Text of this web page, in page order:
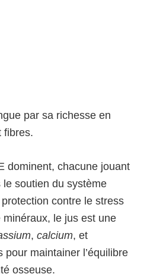
par sa richesse en
fibres.
dominent, chacune jouant
soutien du système
contre le stress
le jus est une
,calcium, et
pour maintainer l’équilibre
osseuse.